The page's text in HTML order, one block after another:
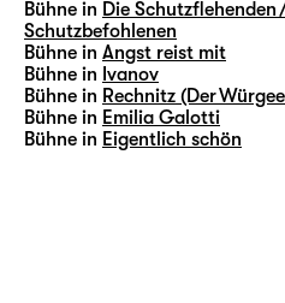
Bühne in Die Schutzflehenden
Schutzbefohlenen
Bühne in Angst reist mit
Bühne in Ivanov
Bühne in Rechnitz (Der
Bühne in Emilia Galotti
Bühne in Eigentlich schön